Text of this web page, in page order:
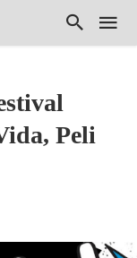
Peli